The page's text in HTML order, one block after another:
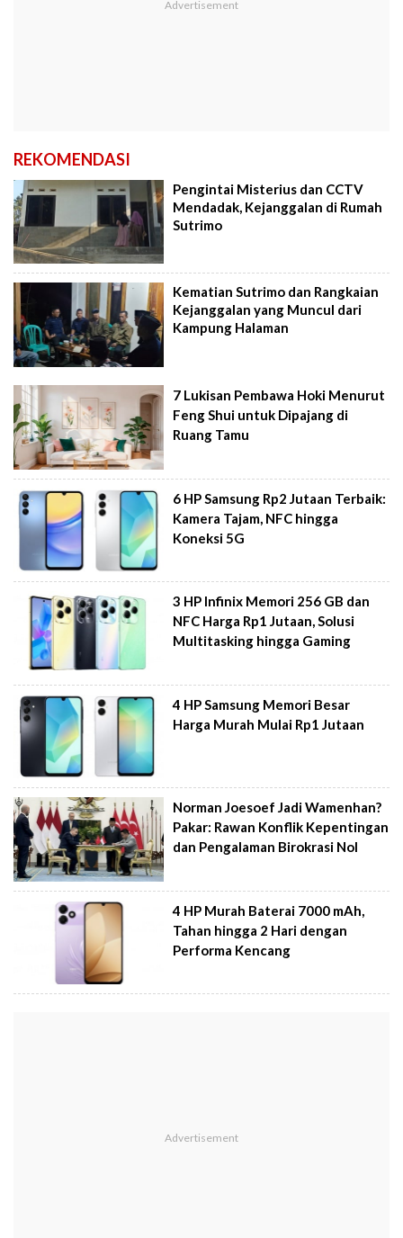
REKOMENDASI
Pengintai Misterius dan CCTV
Mendadak, Kejanggalan di Rumah
Sutrimo
Kematian Sutrimo dan Rangkaian
Kejanggalan yang Muncul dari
Kampung Halaman
7 Lukisan Pembawa Hoki Menurut
Feng Shui untuk Dipajang di
Ruang Tamu
6 HP Samsung Rp2 Jutaan Terbaik:
Kamera Tajam, NFC hingga
Koneksi 5G
3 HP Infinix Memori 256 GB dan
NFC Harga Rp1 Jutaan, Solusi
Multitasking hingga Gaming
4 HP Samsung Memori Besar
Harga Murah Mulai Rp1 Jutaan
Norman Joesoef Jadi Wamenhan?
Pakar: Rawan Konflik Kepentingan
dan Pengalaman Birokrasi Nol
4 HP Murah Baterai 7000 mAh,
Tahan hingga 2 Hari dengan
Performa Kencang